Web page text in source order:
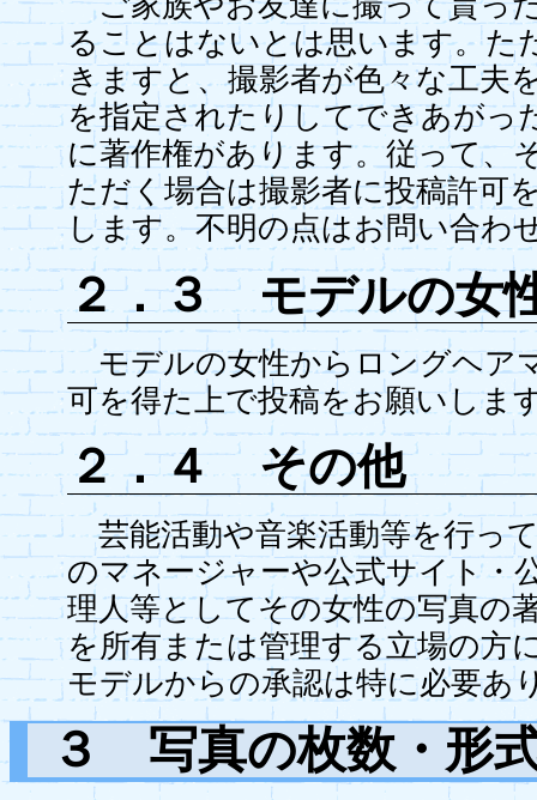
ることはないとは思います。た
きますと、撮影者が色々な工夫
を指定されたりしてできあがっ
に著作権があります。従って、
ただく場合は撮影者に投稿許可
します。不明の点はお問い合わ
２．３ モデルの女
モデルの女性からロングヘア
可を得た上で投稿をお願いしま
２．４ その他
芸能活動や音楽活動等を行っ
のマネージャーや公式サイト・
理人等としてその女性の写真の
を所有または管理する立場の方
モデルからの承認は特に必要あ
３ 写真の枚数・形